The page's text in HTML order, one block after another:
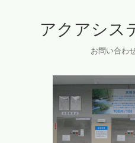
アクアシス
お問い合わ